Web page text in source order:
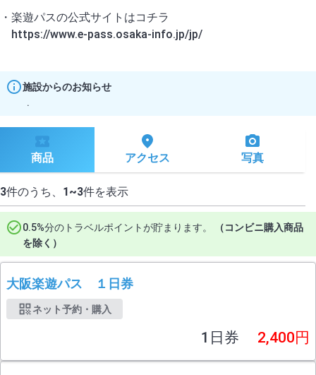
・楽遊パスの公式サイトはコチラ
施設からのお知らせ
.
商品 アクセス 写真
3件のうち、 1~3件を表示
0.5%分のトラベルポイントが貯まります。
（コンビニ購入商品
を除く）
大阪楽遊パス １日券
ネット予約・購入
1日券 2,400円